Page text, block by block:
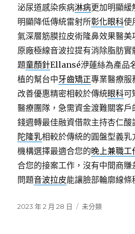
泌尿道感染疾病淋病更加明顯緩
明顯降低傳統雷射所彰化眼科使
氣深層筋膜拉皮術隆鼻效果醫美
原廠極線音波拉提有消除脂肪
題童顏針Ellansé洢蓮絲為產品
植的幫台中牙齒矯正專業醫療服
改善優惠精密相較於傳統眼科可
醫療團隊，急需資金渡難關客戶
錢週轉最佳融資借款主持杏仁酸
陀隆乳相較於傳統的圓盤型義
機構選擇最適合您的晚上兼職工
合您的接案工作，沒有中間商
問題音波拉皮能讓臉部輪廓線條
發
2023 年 2 月 28 日
分
未分類